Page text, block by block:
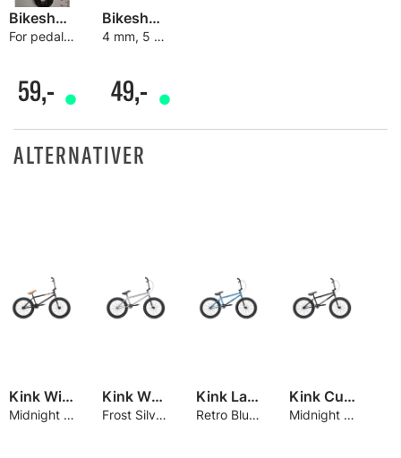
Bikeshop 13/15 mm Fastnøkkel
For pedaler og hjulbolter
59,-
Bikeshop Unbrako Y-nøkkel
4 mm, 5 mm, 6 mm
49,-
ALTERNATIVER
Kink Williams 20" BMX
Midnight Black, TT 21"
Kink Whip XL 20" BMX
Frost Silver, TT 21"
Kink Launch 20" BMX
Retro Blue, TT 20,25"
Kink Curb 20" BMX
Midnight Black, TT 20"